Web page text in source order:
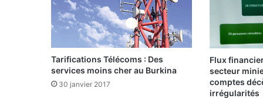
Tarifications Télécoms : Des
services moins cher au Burkina
30 janvier 2017
Flux
secteur
comptes
irrégularités